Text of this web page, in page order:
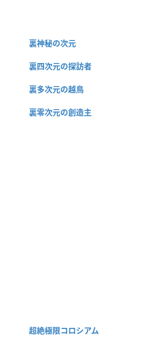
裏神秘の次元
裏四次元の探訪者
裏多次元の越鳥
裏零次元の創造主
超絶極限コロシアム